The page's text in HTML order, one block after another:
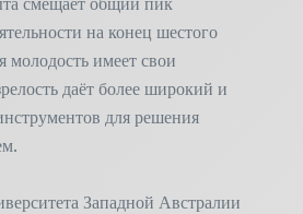
на конец шестого
молодость имеет свои
даёт более широкий и
для решения
Западной Австралии